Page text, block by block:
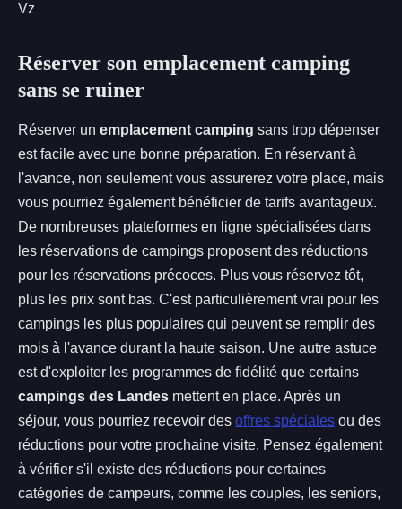
Vz
Réserver son emplacement camping
sans se ruiner
Réserver un emplacement camping sans trop dépenser
est facile avec une bonne préparation. En réservant à
l'avance, non seulement vous assurerez votre place, mais
vous pourriez également bénéficier de tarifs avantageux.
De nombreuses plateformes en ligne spécialisées dans
les réservations de campings proposent des réductions
pour les réservations précoces. Plus vous réservez tôt,
plus les prix sont bas. C'est particulièrement vrai pour les
campings les plus populaires qui peuvent se remplir des
mois à l'avance durant la haute saison. Une autre astuce
est d'exploiter les programmes de fidélité que certains
campings des Landes mettent en place. Après un
séjour, vous pourriez recevoir des offres spéciales ou des
réductions pour votre prochaine visite. Pensez également
à vérifier s'il existe des réductions pour certaines
catégories de campeurs, comme les couples, les seniors,